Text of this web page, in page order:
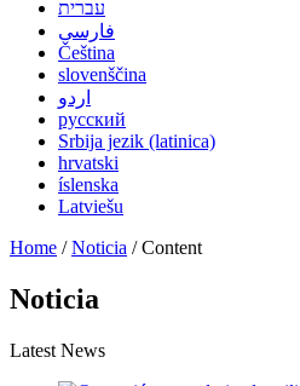
עברית
فارسی
Čeština
slovenščina
اردو
русский
Srbija jezik (latinica)
hrvatski
íslenska
Latviešu
Home /Noticia / Content
Noticia
Latest News